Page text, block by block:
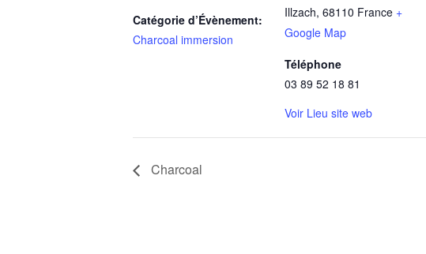
Catégorie d’Évènement:
Charcoal immersion
Illzach, 68110 France +
Google Map
Téléphone
03 89 52 18 81
Voir Lieu site web
Charcoal